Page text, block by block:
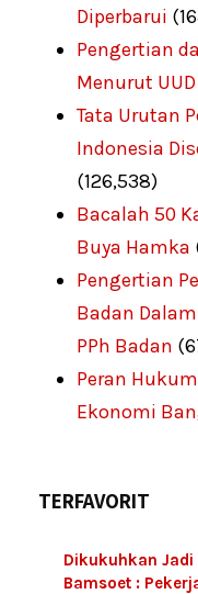
Diperbarui
Pengertian
Menurut UUD
Tata Urutan
Indonesia
(126,538)
Bacalah 50
Buya Hamka
Pengertian
Badan
PPh Badan
Peran
Ekonomi
TERFAVORIT
Dikukuhkan Jadi
Bamsoet :